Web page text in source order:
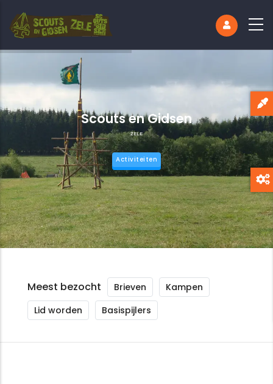
Scouts en Gidsen
ZELE
Activiteiten
Meest bezocht Brieven
Kampen
Lid worden
Basispijlers